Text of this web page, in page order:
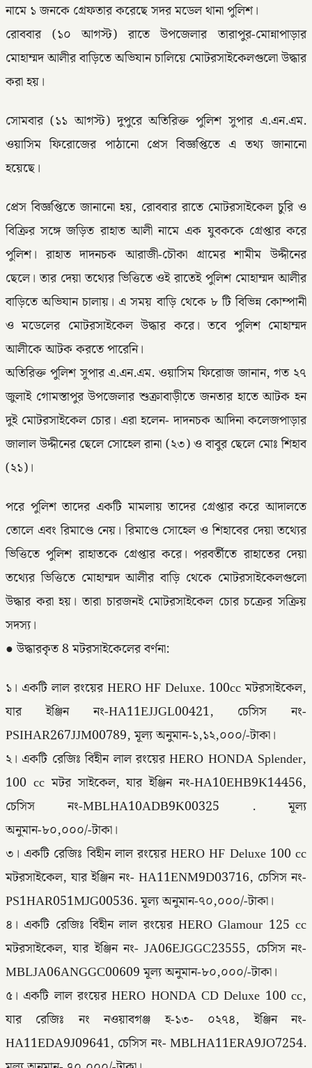
নামে ১ জনকে গ্রেফতার করেছে সদর মডেল থানা পুলিশ।
রোববার (১০ আগস্ট) রাতে উপজেলার তারাপুর-মোন্নাপাড়ার
মোহাম্মদ আলীর বাড়িতে অভিযান চালিয়ে মোটরসাইকেলগুলো উদ্ধার
করা হয়।
সোমবার (১১ আগস্ট) দুপুরে অতিরিক্ত পুলিশ সুপার এ.এন.এম.
ওয়াসিম ফিরোজের পাঠানো প্রেস বিজ্ঞপ্তিতে এ তথ্য জানানো
হয়েছে।
প্রেস বিজ্ঞপ্তিতে জানানো হয়, রোববার রাতে মোটরসাইকেল চুরি ও
বিক্রির সঙ্গে জড়িত রাহাত আলী নামে এক যুবককে গ্রেপ্তার করে
পুলিশ। রাহাত দাদনচক আরাজী-চৌকা গ্রামের শামীম উদ্দীনের
ছেলে। তার দেয়া তথ্যের ভিত্তিতে ওই রাতেই পুলিশ মোহাম্মদ আলীর
বাড়িতে অভিযান চালায়। এ সময় বাড়ি থেকে ৮ টি বিভিন্ন কোম্পানী
ও মডেলের মোটরসাইকেল উদ্ধার করে। তবে পুলিশ মোহাম্মদ
আলীকে আটক করতে পারেনি।
অতিরিক্ত পুলিশ সুপার এ.এন.এম. ওয়াসিম ফিরোজ জানান, গত ২৭
জুলাই গোমস্তাপুর উপজেলার শুক্রাবাড়ীতে জনতার হাতে আটক হন
দুই মোটরসাইকেল চোর। এরা হলেন- দাদনচক আদিনা কলেজপাড়ার
জালাল উদ্দীনের ছেলে সোহেল রানা (২৩) ও বাবুর ছেলে মোঃ শিহাব
(২১)।
পরে পুলিশ তাদের একটি মামলায় তাদের গ্রেপ্তার করে আদালতে
তোলে এবং রিমাণ্ডে নেয়। রিমাণ্ডে সোহেল ও শিহাবের দেয়া তথ্যের
ভিত্তিতে পুলিশ রাহাতকে গ্রেপ্তার করে। পরবর্তীতে রাহাতের দেয়া
তথ্যের ভিত্তিতে মোহাম্মদ আলীর বাড়ি থেকে মোটরসাইকেলগুলো
উদ্ধার করা হয়। তারা চারজনই মোটরসাইকেল চোর চক্রের সক্রিয়
সদস্য।
● উদ্ধারকৃত 8 মটরসাইকেলের বর্ণনা:
১। একটি লাল রংয়ের HERO HF Deluxe. 100cc মটরসাইকেল,
যার ইঞ্জিন নং-HA11EJJGL00421, চেসিস নং-
PSIHAR267JJM00789, মূল্য অনুমান-১,১২,০০০/-টাকা।
২। একটি রেজিঃ বিহীন লাল রংয়ের HERO HONDA Splender,
100 cc মটর সাইকেল, যার ইঞ্জিন নং-HA10EHB9K14456,
চেসিস নং-MBLHA10ADB9K00325 . মূল্য
অনুমান-৮০,০০০/-টাকা।
৩। একটি রেজিঃ বিহীন লাল রংয়ের HERO HF Deluxe 100 cc
মটরসাইকেল, যার ইঞ্জিন নং- HA11ENM9D03716, চেসিস নং-
PS1HAR051MJG00536. মূল্য অনুমান-৭০,০০০/-টাকা।
৪। একটি রেজিঃ বিহীন লাল রংয়ের HERO Glamour 125 cc
মটরসাইকেল, যার ইঞ্জিন নং- JA06EJGGC23555, চেসিস নং-
MBLJA06ANGGC00609 মূল্য অনুমান-৮০,০০০/-টাকা।
৫। একটি লাল রংয়ের HERO HONDA CD Deluxe 100 cc,
যার রেজিঃ নং নওয়াবগঞ্জ হ-১৩- ০২৭৪, ইঞ্জিন নং-
HA11EDA9J09641, চেসিস নং- MBLHA11ERA9JO7254.